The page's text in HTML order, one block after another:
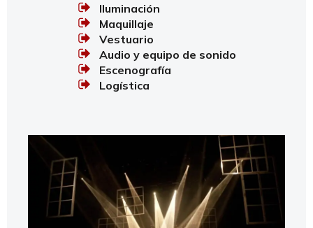
Iluminación
Maquillaje
Vestuario
Audio y equipo de sonido
Escenografía
Logística